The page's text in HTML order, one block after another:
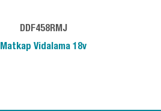
DDF458RMJ
Matkap Vidalama 18v